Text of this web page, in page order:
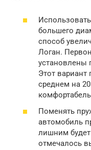
большего
способ
Логан.
установлены
Этот
среднем на
Поменять
автомобиль
лишним
отмечалось